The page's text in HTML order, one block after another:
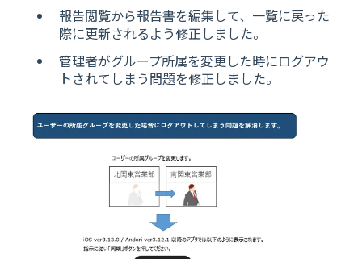
報告閲覧から報告書を編集して、一覧に戻った
際に更新されるよう修正しました。
管理者がグループ所属を変更した時にログアウ
トされてしまう問題を修正しました。